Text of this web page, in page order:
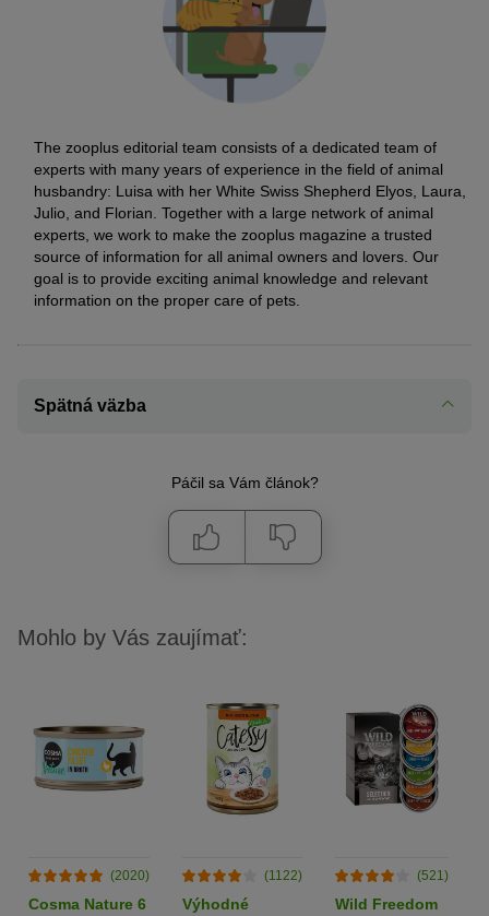
The zooplus editorial team consists of a dedicated team of
experts with many years of experience in the field of animal
husbandry: Luisa with her White Swiss Shepherd Elyos, Laura,
Julio, and Florian. Together with a large network of animal
experts, we work to make the zooplus magazine a trusted
source of information for all animal owners and lovers. Our
goal is to provide exciting animal knowledge and relevant
information on the proper care of pets.
Spätná väzba
Páčil sa Vám článok?
Mohlo by Vás zaujímať:
(2020)
Cosma Nature 6
(1122)
Výhodné
(521)
Wild Freedom